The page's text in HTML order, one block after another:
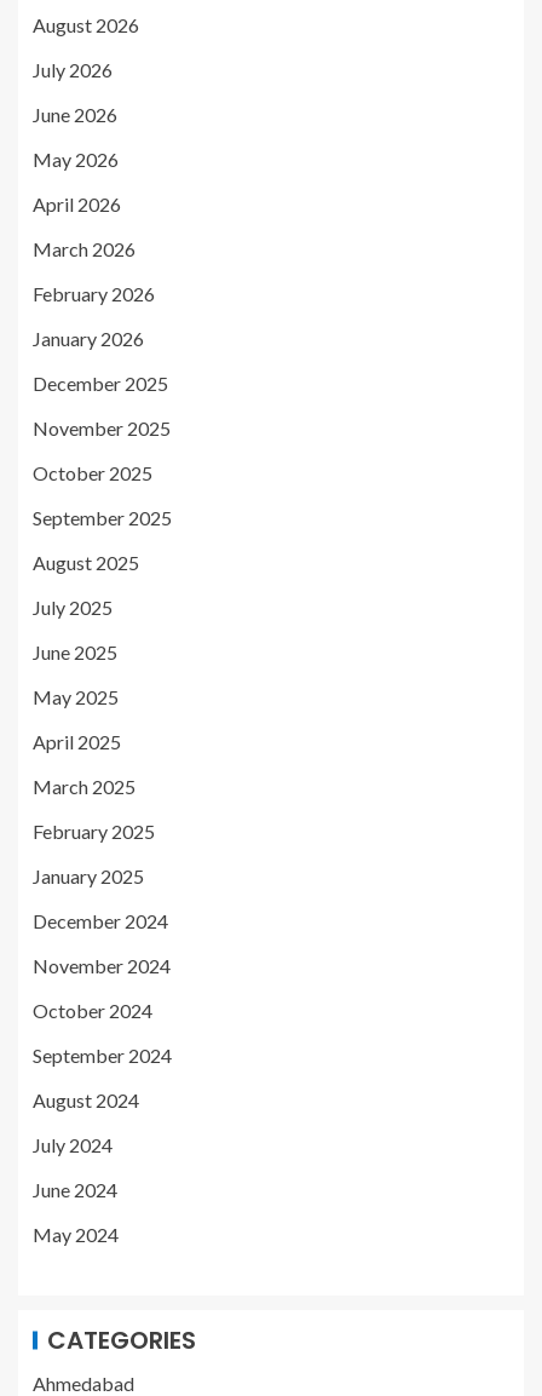
August 2026
July 2026
June 2026
May 2026
April 2026
March 2026
February 2026
January 2026
December 2025
November 2025
October 2025
September 2025
August 2025
July 2025
June 2025
May 2025
April 2025
March 2025
February 2025
January 2025
December 2024
November 2024
October 2024
September 2024
August 2024
July 2024
June 2024
May 2024
CATEGORIES
Ahmedabad